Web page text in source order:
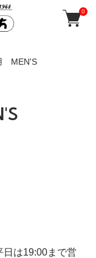
0
MEN'S
日は19:00まで営